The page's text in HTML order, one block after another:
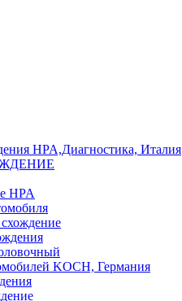
HPA,Диагностика, Италия
HPA
схождение
KOCH, Германия